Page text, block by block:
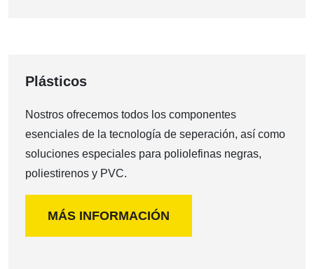
Plásticos
Nostros ofrecemos todos los componentes
esenciales de la tecnología de seperación, así como
soluciones especiales para poliolefinas negras,
poliestirenos y PVC.
MÁS INFORMACIÓN